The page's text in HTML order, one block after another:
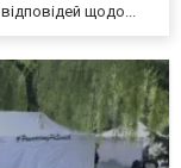
щодо...